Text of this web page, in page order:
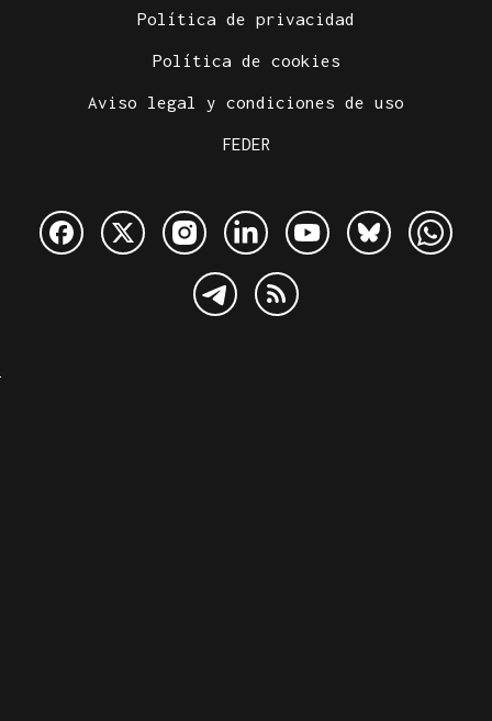
Política de privacidad
Política de cookies
Aviso legal y condiciones de uso
FEDER